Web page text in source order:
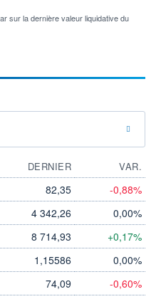
sur la dernière valeur liquidative du
DERNIER
VAR.
82,35 -0,88%
4 342,26 0,00%
8 714,93 +0,17%
1,15586 0,00%
74,09 -0,60%